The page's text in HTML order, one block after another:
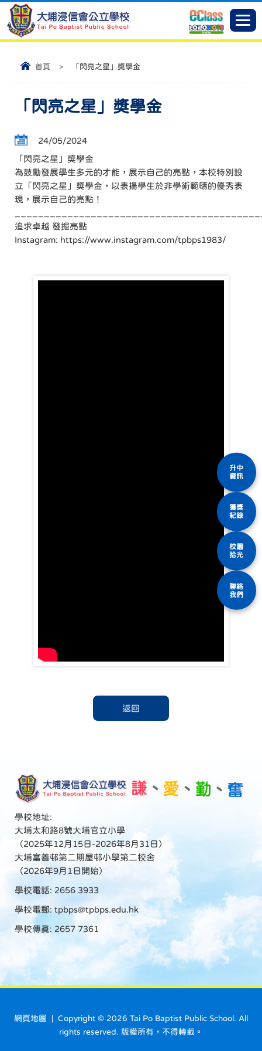
首頁 > 「閃亮之星」獎學金
「閃亮之星」獎學金
24/05/2024
「閃亮之星」獎學金
為鼓勵發展學生多元的才能，展示自己的亮點，本校特別設
立「閃亮之星」獎學金，以表揚學生於非學術範疇的優秀表
現，展示自己的亮點！
追求卓越 發掘亮點
Instagram: https://www.instagram.com/tpbps1983/
返回
學校地址:
大埔太和路8號大埔官立小學
（2025年12月15日-2026年8月31日）
大埔富善邨第二期屋邨小學第二校舍
（2026年9月1日開始）
學校電話: 2656 3933
學校電郵: tpbps@tpbps.edu.hk
學校傳真: 2657 7361
網頁地圖 | Copyright © 2026 Tai Po Baptist Public School. All
rights reserved. 版權所有，不得轉載。
升中
資訊
獲獎
紀錄
校園
拾光
聯絡
我們